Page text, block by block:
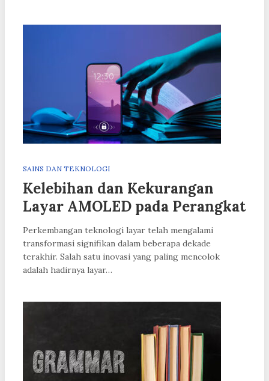
SAINS DAN TEKNOLOGI
Kelebihan dan Kekurangan
Layar AMOLED pada Perangkat
Perkembangan teknologi layar telah mengalami
transformasi signifikan dalam beberapa dekade
terakhir. Salah satu inovasi yang paling mencolok
adalah hadirnya layar…